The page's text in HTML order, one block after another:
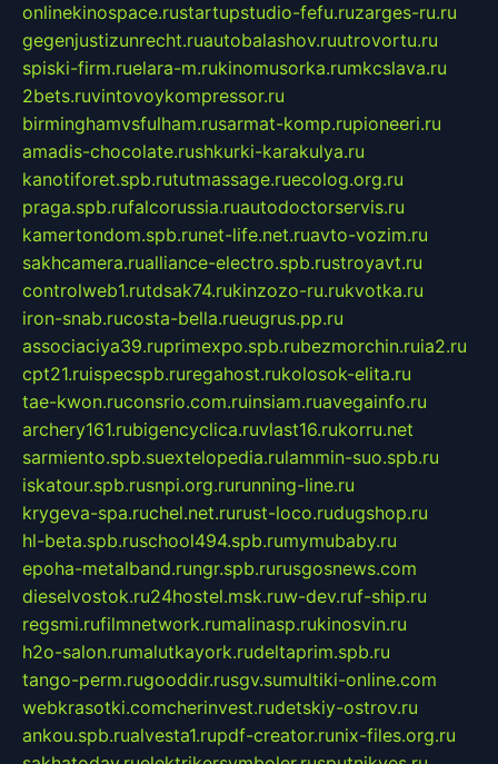
onlinekinospace.rustartupstudio-fefu.ruzarges-ru.ru
gegenjustizunrecht.ruautobalashov.ruutrovortu.ru
spiski-firm.ruelara-m.rukinomusorka.rumkcslava.ru
2bets.ruvintovoykompressor.ru
birminghamvsfulham.rusarmat-komp.rupioneeri.ru
amadis-chocolate.rushkurki-karakulya.ru
kanotiforet.spb.rututmassage.ruecolog.org.ru
praga.spb.rufalcorussia.ruautodoctorservis.ru
kamertondom.spb.runet-life.net.ruavto-vozim.ru
sakhcamera.rualliance-electro.spb.rustroyavt.ru
controlweb1.rutdsak74.rukinzozo-ru.rukvotka.ru
iron-snab.rucosta-bella.rueugrus.pp.ru
associaciya39.ruprimexpo.spb.rubezmorchin.ruia2.ru
cpt21.ruispecspb.ruregahost.rukolosok-elita.ru
tae-kwon.ruconsrio.com.ruinsiam.ruavegainfo.ru
archery161.rubigencyclica.ruvlast16.rukorru.net
sarmiento.spb.suextelopedia.rulammin-suo.spb.ru
iskatour.spb.rusnpi.org.rurunning-line.ru
krygeva-spa.ruchel.net.rurust-loco.rudugshop.ru
hl-beta.spb.ruschool494.spb.rumymubaby.ru
epoha-metalband.rungr.spb.rurusgosnews.com
dieselvostok.ru24hostel.msk.ruw-dev.ruf-ship.ru
regsmi.rufilmnetwork.rumalinasp.rukinosvin.ru
h2o-salon.rumalutkayork.rudeltaprim.spb.ru
tango-perm.rugooddir.rusgv.sumultiki-online.com
webkrasotki.comcherinvest.rudetskiy-ostrov.ru
ankou.spb.rualvesta1.rupdf-creator.runix-files.org.ru